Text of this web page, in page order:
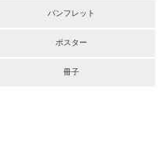
パンフレット
ポスター
冊子